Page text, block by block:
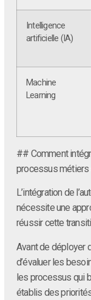
Intelligence
artificielle (IA)
Machine
Learning
## Comment
processus métiers
L’intégration de
nécessite une
réussir cette
Avant de déployer
d’évaluer les
les processus qui
établis des